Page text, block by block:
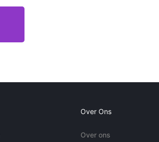
Over Ons
Over ons